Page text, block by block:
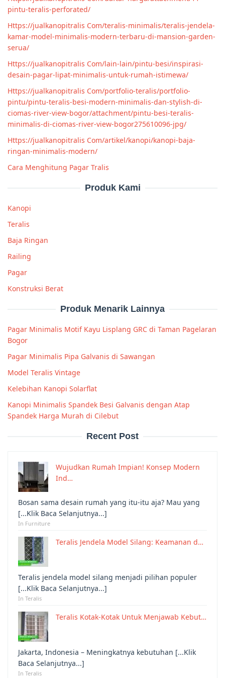
pintu-teralis-perforated/
Https://jualkanopitralis Com/teralis-minimalis/teralis-jendela-
kamar-model-minimalis-modern-terbaru-di-mansion-garden-
serua/
Https://jualkanopitralis Com/lain-lain/pintu-besi/inspirasi-
desain-pagar-lipat-minimalis-untuk-rumah-istimewa/
Https://jualkanopitralis Com/portfolio-teralis/portfolio-
pintu/pintu-teralis-besi-modern-minimalis-dan-stylish-di-
ciomas-river-view-bogor/attachment/pintu-besi-teralis-
minimalis-di-ciomas-river-view-bogor275610096-jpg/
Https://jualkanopitralis Com/artikel/kanopi/kanopi-baja-
ringan-minimalis-modern/
Cara Menghitung Pagar Tralis
Produk Kami
Kanopi
Teralis
Baja Ringan
Railing
Pagar
Konstruksi Berat
Produk Menarik Lainnya
Pagar Minimalis Motif Kayu Lisplang GRC di Taman Pagelaran
Bogor
Pagar Minimalis Pipa Galvanis di Sawangan
Model Teralis Vintage
Kelebihan Kanopi Solarflat
Kanopi Minimalis Spandek Besi Galvanis dengan Atap
Spandek Harga Murah di Cilebut
Recent Post
Wujudkan Rumah Impian! Konsep Modern
Ind…
Bosan sama desain rumah yang itu-itu aja? Mau yang
[...Klik Baca Selanjutnya...]
In Furniture
Teralis Jendela Model Silang: Keamanan d…
Teralis jendela model silang menjadi pilihan populer
[...Klik Baca Selanjutnya...]
In Teralis
Teralis Kotak-Kotak Untuk Menjawab Kebut…
Jakarta, Indonesia – Meningkatnya kebutuhan [...Klik
Baca Selanjutnya...]
In Teralis